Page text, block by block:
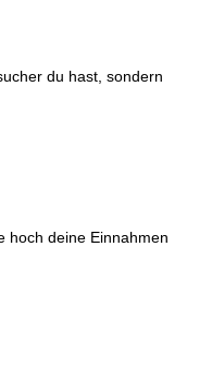
du hast, sondern
hoch deine Einnahmen